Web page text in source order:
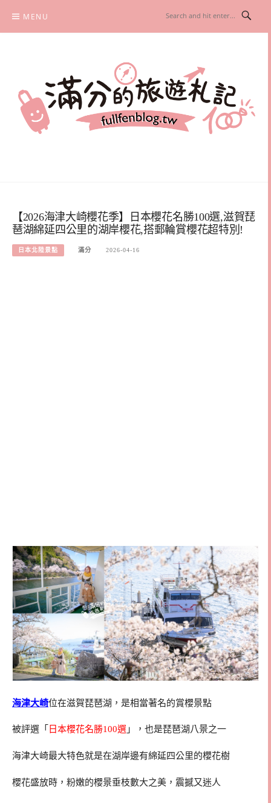
content
MENU
【2026海津大崎櫻花季】日本櫻花名勝100選,滋賀琵
琶湖綿延四公里的湖岸櫻花,搭郵輪賞櫻花超特別!
日本北陸景點 滿分 2026-04-16
海津大崎位在滋賀琵琶湖，是相當著名的賞櫻景點
被評選「 日本櫻花名勝100選 」，也是琵琶湖八景之一
海津大崎最大特色就是在湖岸邊有綿延四公里的櫻花樹
櫻花盛放時，粉嫩的櫻景垂枝數大之美，震撼又迷人